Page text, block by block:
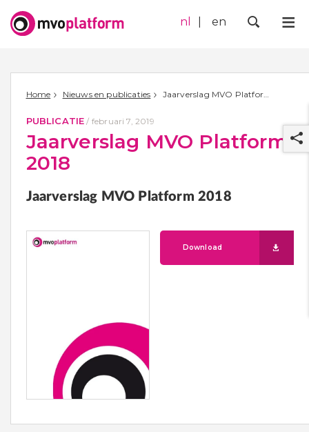
nl en
Home Nieuws en publicaties Jaarverslag MVO Platform 2018
PUBLICATIE / februari 7, 2019
Jaarverslag MVO Platform
2018
Jaarverslag MVO Platform 2018
Download